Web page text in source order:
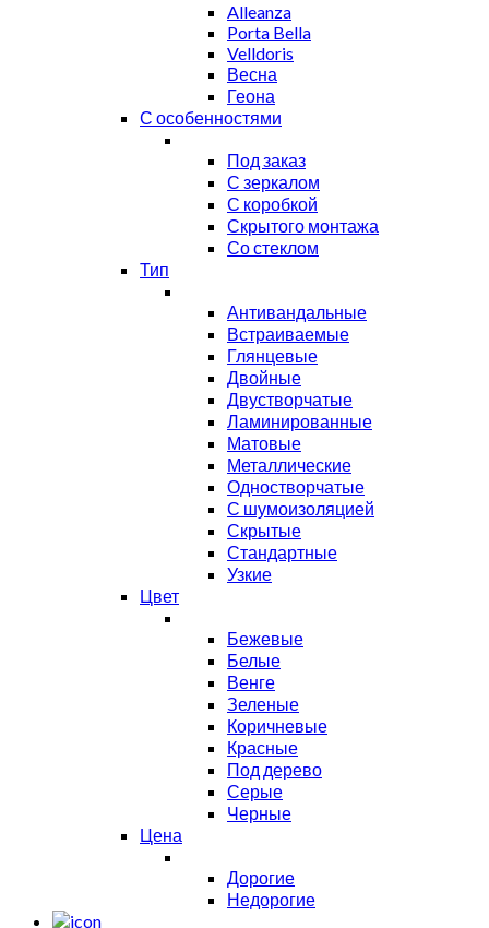
Alleanza
Porta Bella
Velldoris
Весна
Геона
С особенностями
Под заказ
С зеркалом
С коробкой
Скрытого монтажа
Со стеклом
Тип
Антивандальные
Встраиваемые
Глянцевые
Двойные
Двустворчатые
Ламинированные
Матовые
Металлические
Одностворчатые
С шумоизоляцией
Скрытые
Стандартные
Узкие
Цвет
Бежевые
Белые
Венге
Зеленые
Коричневые
Красные
Под дерево
Серые
Черные
Цена
Дорогие
Недорогие